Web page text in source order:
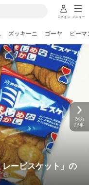
ログイン メニュー
ズッキーニ ゴーヤ ピーマ
ービスケット」の
次の
記事